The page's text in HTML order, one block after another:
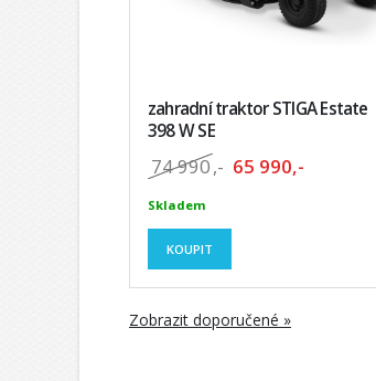
zahradní traktor STIGA Estate
398 W SE
74 990,- 65 990,-
Skladem
KOUPIT
Zobrazit doporučené »